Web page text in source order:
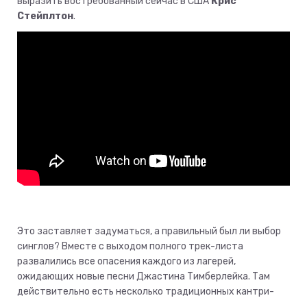
Стейплтон.
Это заставляет задуматься, а правильный был ли выбор
синглов? Вместе с выходом полного трек-листа
развалились все опасения каждого из лагерей,
ожидающих новые песни Джастина Тимберлейка. Там
действительно есть несколько традиционных кантри-